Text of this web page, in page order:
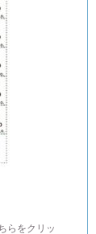
らをクリッ